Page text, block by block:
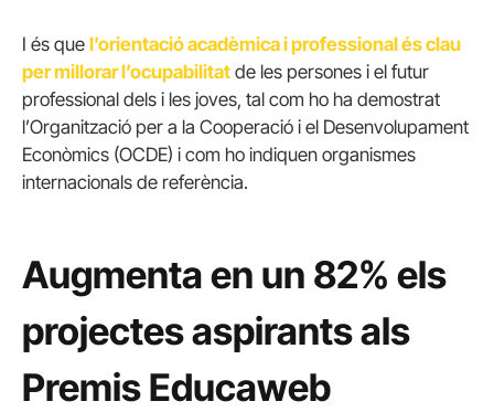
I és que l’orientació acadèmica i professional és clau
per millorar l’ocupabilitat de les persones i el futur
professional dels i les joves, tal com ho ha demostrat
l’Organització per a la Cooperació i el Desenvolupament
Econòmics (OCDE) i com ho indiquen organismes
internacionals de referència.
Augmenta en un 82% els
projectes aspirants als
Premis Educaweb